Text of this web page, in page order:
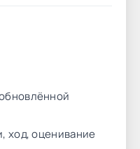
ход, оценивание